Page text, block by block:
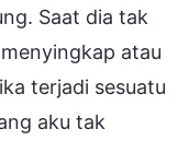
Saat dia tak
atau
terjadi sesuatu
aku tak